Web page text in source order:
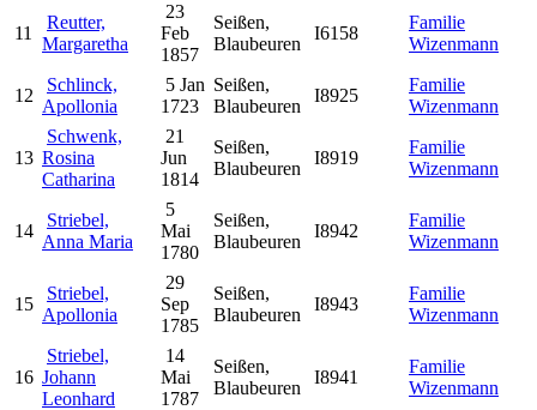
11
Reutter,
Margaretha
23
Feb
1857
Seißen,
Blaubeuren
I6158
Familie
Wizenmann
12
Schlinck,
Apollonia
5 Jan
1723
Seißen,
Blaubeuren
I8925
Familie
Wizenmann
13
Schwenk,
Rosina
Catharina
21
Jun
1814
Seißen,
Blaubeuren
I8919
Familie
Wizenmann
14
Striebel,
Anna Maria
5
Mai
1780
Seißen,
Blaubeuren
I8942
Familie
Wizenmann
15
Striebel,
Apollonia
29
Sep
1785
Seißen,
Blaubeuren
I8943
Familie
Wizenmann
16
Striebel,
Johann
Leonhard
14
Mai
1787
Seißen,
Blaubeuren
I8941
Familie
Wizenmann